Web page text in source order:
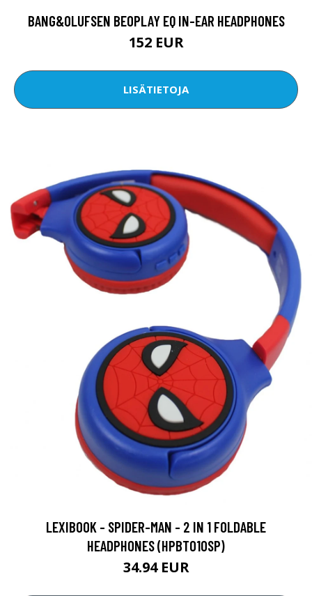
BANG&OLUFSEN BEOPLAY EQ IN-EAR HEADPHONES
152 EUR
LISÄTIETOJA
LEXIBOOK - SPIDER-MAN - 2 IN 1 FOLDABLE
HEADPHONES (HPBT010SP)
34.94 EUR